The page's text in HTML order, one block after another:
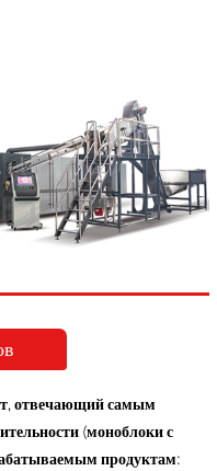
отвечающий самым
(моноблоки с
продуктам: